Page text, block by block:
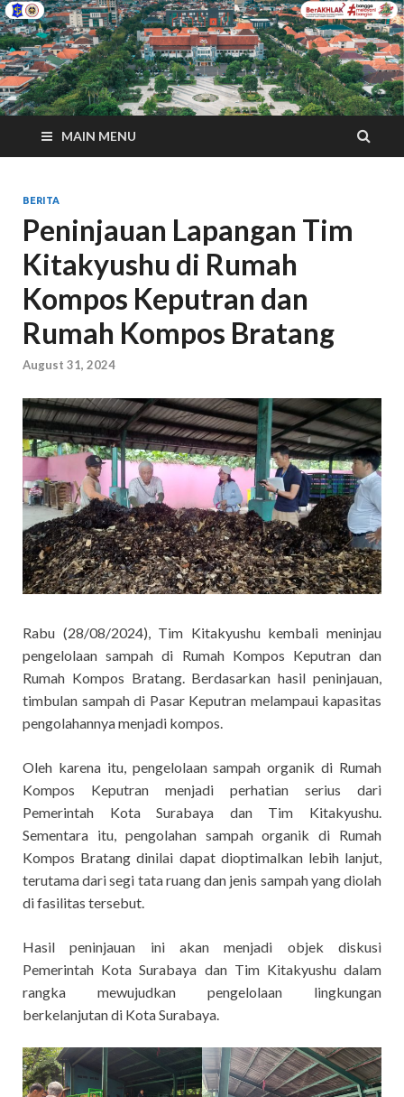
MAIN MENU
BERITA
Peninjauan Lapangan Tim
Kitakyushu di Rumah
Kompos Keputran dan
Rumah Kompos Bratang
August 31, 2024
Rabu (28/08/2024), Tim Kitakyushu kembali meninjau
pengelolaan sampah di Rumah Kompos Keputran dan
Rumah Kompos Bratang. Berdasarkan hasil peninjauan,
timbulan sampah di Pasar Keputran melampaui kapasitas
pengolahannya menjadi kompos.
Oleh karena itu, pengelolaan sampah organik di Rumah
Kompos Keputran menjadi perhatian serius dari
Pemerintah Kota Surabaya dan Tim Kitakyushu.
Sementara itu, pengolahan sampah organik di Rumah
Kompos Bratang dinilai dapat dioptimalkan lebih lanjut,
terutama dari segi tata ruang dan jenis sampah yang diolah
di fasilitas tersebut.
Hasil peninjauan ini akan menjadi objek diskusi
Pemerintah Kota Surabaya dan Tim Kitakyushu dalam
rangka mewujudkan pengelolaan lingkungan
berkelanjutan di Kota Surabaya.